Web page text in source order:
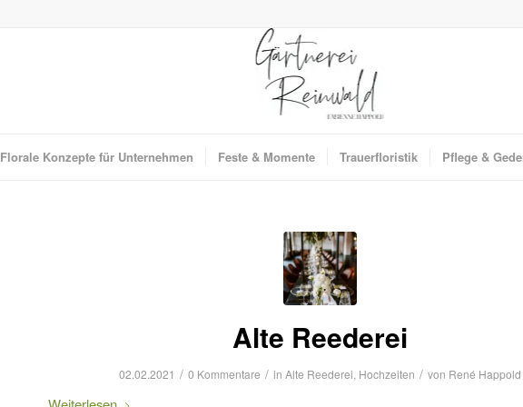
Florale Konzepte für Unternehmen Feste & Momente Trauerfloristik Pflege &
Alte Reederei
02.02.2021 / 0 Kommentare / in Alte Reederei, Hochzeiten / von René Happold